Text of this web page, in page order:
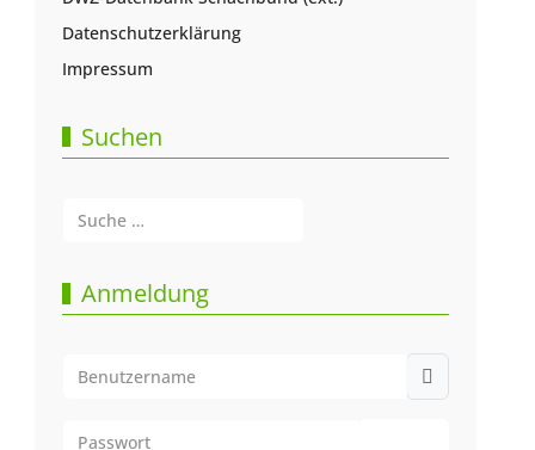
Datenschutzerklärung
Impressum
Suchen
Anmeldung